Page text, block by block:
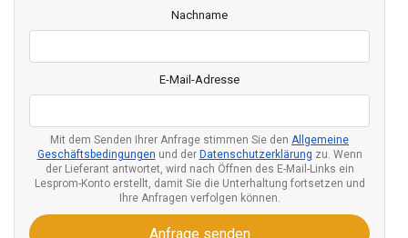
Nachname
E-Mail-Adresse
Mit dem Senden Ihrer Anfrage stimmen Sie den Allgemeine
Geschäftsbedingungen und der Datenschutzerklärung zu. Wenn
der Lieferant antwortet, wird nach Öffnen des E-Mail-Links ein
Lesprom-Konto erstellt, damit Sie die Unterhaltung fortsetzen und
Ihre Anfragen verfolgen können.
Anfrage senden